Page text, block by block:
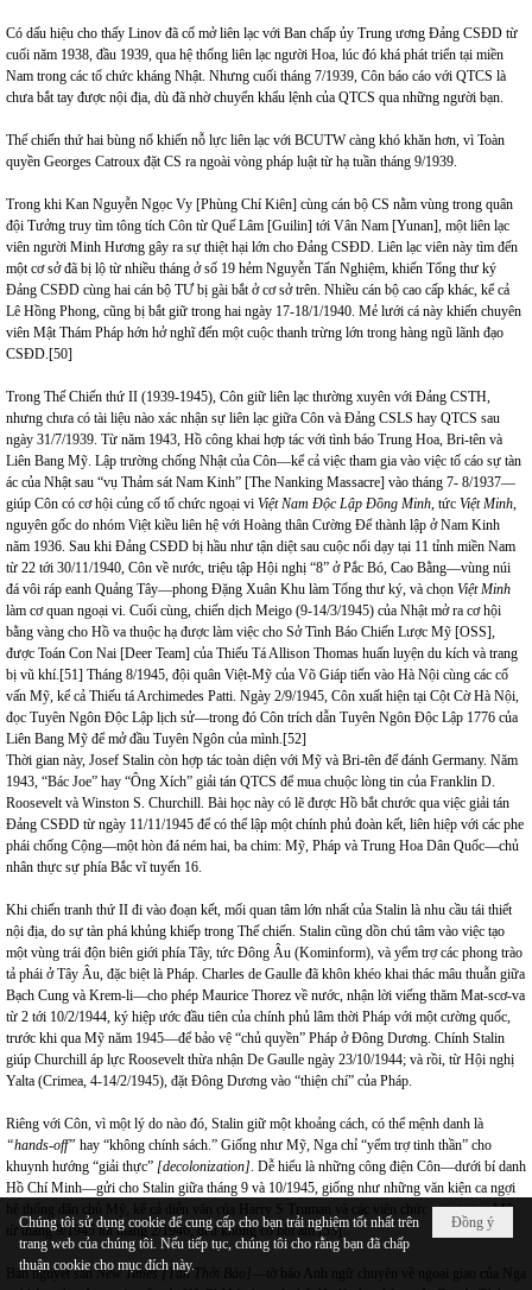
Có dấu hiệu cho thấy Linov đã cố mở liên lạc với Ban chấp ủy Trung ương Đảng CSĐD từ
cuối năm 1938, đầu 1939, qua hệ thống liên lạc người Hoa, lúc đó khá phát triển tại miền
Nam trong các tổ chức kháng Nhật. Nhưng cuối tháng 7/1939, Côn báo cáo với QTCS là
chưa bắt tay được nội địa, dù đã nhờ chuyển khẩu lệnh của QTCS qua những người bạn.
Thế chiến thứ hai bùng nổ khiến nỗ lực liên lạc với BCUTW càng khó khăn hơn, vì Toàn
quyền Georges Catroux đặt CS ra ngoài vòng pháp luật từ hạ tuần tháng 9/1939.
Trong khi Kan Nguyễn Ngọc Vy [Phùng Chí Kiên] cùng cán bộ CS nằm vùng trong quân
đội Tưởng truy tìm tông tích Côn từ Quế Lâm [Guilin] tới Vân Nam [Yunan], một liên lạc
viên người Minh Hương gây ra sự thiệt hại lớn cho Đảng CSĐD. Liên lạc viên này tìm đến
một cơ sở đã bị lộ từ nhiều tháng ở số 19 hẻm Nguyễn Tấn Nghiệm, khiến Tổng thư ký
Đảng CSĐD cùng hai cán bộ TƯ bị gài bắt ở cơ sở trên. Nhiều cán bộ cao cấp khác, kể cả
Lê Hồng Phong, cũng bị bắt giữ trong hai ngày 17-18/1/1940. Mẻ lưới cá này khiến chuyên
viên Mật Thám Pháp hớn hở nghĩ đến một cuộc thanh trừng lớn trong hàng ngũ lãnh đạo
CSĐD. [50]
Trong Thế Chiến thứ II (1939-1945), Côn giữ liên lạc thường xuyên với Đảng CSTH,
nhưng chưa có tài liệu nào xác nhận sự liên lạc giữa Côn và Đảng CSLS hay QTCS sau
ngày 31/7/1939. Từ năm 1943, Hồ công khai hợp tác với tình báo Trung Hoa, Bri-tên và
Liên Bang Mỹ. Lập trường chống Nhật của Côn—kể cả việc tham gia vào việc tố cáo sự tàn
ác của Nhật sau “vụ Thảm sát Nam Kinh” [The Nanking Massacre] vào tháng 7- 8/1937—
giúp Côn có cơ hội củng cố tổ chức ngoại vi Việt Nam Độc Lập Đồng Minh, tức Việt Minh
nguyên gốc do nhóm Việt kiều liên hệ với Hoàng thân Cường Để thành lập ở Nam Kinh
năm 1936. Sau khi Đảng CSĐD bị hầu như tận diệt sau cuộc nổi dạy tại 11 tỉnh miền Nam
từ 22 tới 30/11/1940, Côn về nước, triệu tập Hội nghị “8” ở Pắc Bó, Cao Bằng—vùng núi
đá vôi ráp eanh Quảng Tây—phong Đặng Xuân Khu làm Tổng thư ký, và chọn Việt Minh
làm cơ quan ngoại vi. Cuối cùng, chiến dịch Meigo (9-14/3/1945) của Nhật mở ra cơ hội
bằng vàng cho Hồ va thuộc hạ được làm việc cho Sở Tình Báo Chiến Lược Mỹ [OSS],
được Toán Con Nai [Deer Team] của Thiếu Tá Allison Thomas huấn luyện du kích và trang
bị vũ khí. [51] Tháng 8/1945, đội quân Việt-Mỹ của Võ Giáp tiến vào Hà Nội cùng các cố
vấn Mỹ, kể cả Thiếu tá Archimedes Patti. Ngày 2/9/1945, Côn xuất hiện tại Cột Cờ Hà Nội,
đọc Tuyên Ngôn Độc Lập lịch sử—trong đó Côn trích dẫn Tuyên Ngôn Độc Lập 1776 của
Liên Bang Mỹ để mở đầu Tuyên Ngôn của mình. [52]
Thời gian này, Josef Stalin còn hợp tác toàn diện với Mỹ và Bri-tên để đánh Germany. Năm
1943, “Bác Joe” hay “Ông Xích” giải tán QTCS để mua chuộc lòng tin của Franklin D.
Roosevelt và Winston S. Churchill. Bài học này có lẽ được Hồ bắt chước qua việc giải tán
Đảng CSĐD từ ngày 11/11/1945 để có thể lập một chính phủ đoàn kết, liên hiệp với các phe
phái chống Cộng—một hòn đá ném hai, ba chim: Mỹ, Pháp và Trung Hoa Dân Quốc—chủ
nhân thực sự phía Bắc vĩ tuyến 16.
Khi chiến tranh thứ II đi vào đoạn kết, mối quan tâm lớn nhất của Stalin là nhu cầu tái thiết
nội địa, do sự tàn phá khủng khiếp trong Thế chiến. Stalin cũng dồn chú tâm vào việc tạo
một vùng trái độn biên giới phía Tây, tức Đông Âu (Kominform), và yểm trợ các phong trào
tả phái ở Tây Âu, đặc biệt là Pháp. Charles de Gaulle đã khôn khéo khai thác mâu thuẫn giữa
Bạch Cung và Krem-li—cho phép Maurice Thorez về nước, nhận lời viếng thăm Mat-scơ-va
từ 2 tới 10/2/1944, ký hiệp ước đầu tiên của chính phủ lâm thời Pháp với một cường quốc,
trước khi qua Mỹ năm 1945—để bảo vệ “chủ quyền” Pháp ở Đông Dương. Chính Stalin
giúp Churchill áp lực Roosevelt thừa nhận De Gaulle ngày 23/10/1944; và rồi, từ Hội nghị
Yalta (Crimea, 4-14/2/1945), đặt Đông Dương vào “thiện chí” của Pháp.
Riêng với Côn, vì một lý do nào đó, Stalin giữ một khoảng cách, có thể mệnh danh là
“hands-off” hay “không chính sách.” Giống như Mỹ, Nga chỉ “yểm trợ tinh thần” cho
khuynh hướng “giải thực” [decolonization] . Dễ hiểu là những công điện Côn—dưới bí danh
Hồ Chí Minh—gửi cho Stalin giữa tháng 9 và 10/1945, giống như những văn kiện ca ngợi
hệ thống dân chủ Mỹ, kể cả diễn văn của Harry S Truman và các viên chức ngoại giao Mỹ
từ tháng 9/1945 tới tháng 2/1946, đều không có hồi âm.[53]
Bán nguyệt sanNew Times [Tân Thời Báo] —tờ báo Anh ngữ chuyên về ngoại giao của Nga
Đồng ý
Chúng tôi sử dụng cookie để cung cấp cho bạn trải nghiệm tốt nhất trên
trang web của chúng tôi. Nếu tiếp tục, chúng tôi cho rằng bạn đã chấp
thuận cookie cho mục đích này.